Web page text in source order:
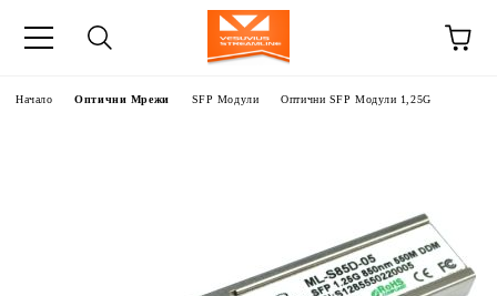
Начало Оптични Мрежи SFP Модули Оптични SFP Модули 1,25G